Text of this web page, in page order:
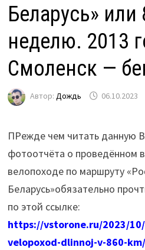
Беларусь»
неделю. 2013
Смоленск —
Автор: Дождь 06.10.2023
ПРежде чем читать данную
фотоотчёта о проведённом
велопоходе по маршруту
Беларусь»обязательно
по этой ссылке:
https://vstorone.ru/2023/
velopoxod-dlinnoj-v-860-km/